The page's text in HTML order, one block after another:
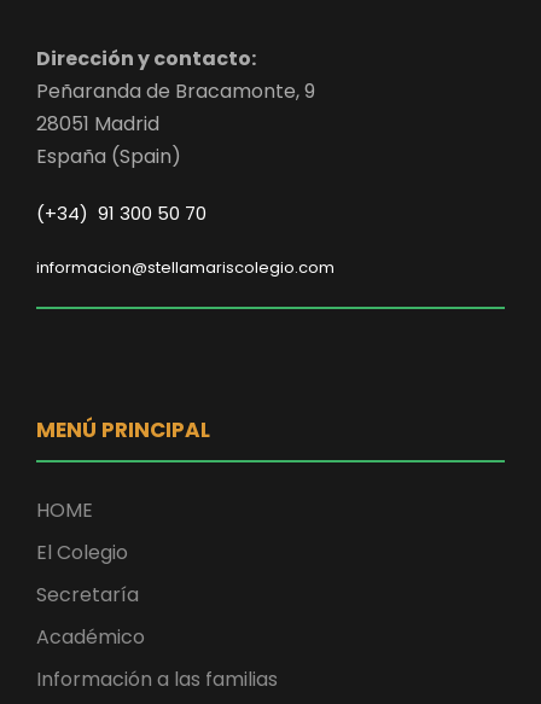
Dirección y contacto:
Peñaranda de Bracamonte, 9
28051 Madrid
España (Spain)
(+34) 91 300 50 70
informacion@stellamariscolegio.com
MENÚ PRINCIPAL
HOME
El Colegio
Secretaría
Académico
Información a las familias